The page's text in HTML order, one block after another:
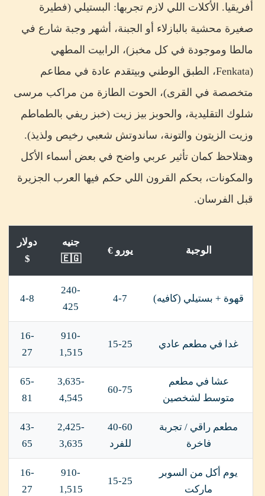
أفريقيا. الأكلات اللي لازم تجربها: البستيلي (فطيرة
صغيرة محشية بالبازلاء أو الجبنة، أشهر وجبة شارع في
مالطا وموجودة في كل مخبز)، الرابيت المطهي
(Fenkata، الطبق الوطني وبيتقدم عادة في مطاعم
متخصصة في القرى)، الحوت الطازة من مراكب مرسى
شلوك التقليدية، والحوبز بيز زيت (خبز ريفي بالطماطم
وزيت الزيتون والتونة، ساندوتش شعبي رخيص ولذيذ).
وهتلاحظ كمان تأثير عربي واضح في بعض أسماء الأكل
والمكونات، بحكم القرون اللي حكم فيها العرب الجزيرة
قبل الفرسان.
الوجبة يورو €
جنيه
🇪🇬
دولار
$
قهوة + بستيلي (كافيه) 4-7
240-
425
4-8
غدا في مطعم عادي 15-25
910-
1,515
16-
27
عشا في مطعم
متوسط لشخصين
60-75
3,635-
4,545
65-
81
مطعم راقي / تجربة
فاخرة
40-60
للفرد
2,425-
3,635
43-
65
يوم أكل من السوبر
ماركت
15-25
910-
1,515
16-
27